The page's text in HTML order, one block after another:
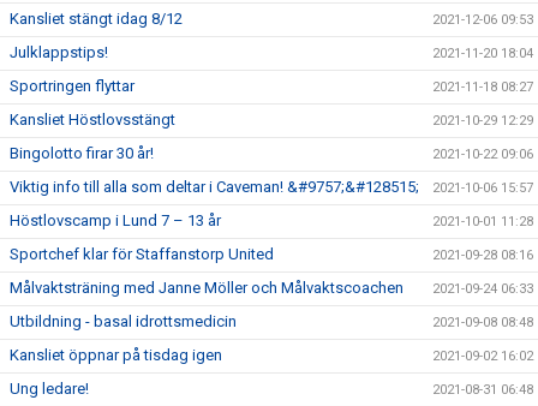
Kansliet stängt idag 8/12 2021-12-06 09:53
Julklappstips! 2021-11-20 18:04
Sportringen flyttar 2021-11-18 08:27
Kansliet Höstlovsstängt 2021-10-29 12:29
Bingolotto firar 30 år! 2021-10-22 09:06
Viktig info till alla som deltar i Caveman! &#9757;&#128515; 2021-10-06 15:57
Höstlovscamp i Lund 7 – 13 år 2021-10-01 11:28
Sportchef klar för Staffanstorp United 2021-09-28 08:16
Målvaktsträning med Janne Möller och Målvaktscoachen 2021-09-24 06:33
Utbildning - basal idrottsmedicin 2021-09-08 08:48
Kansliet öppnar på tisdag igen 2021-09-02 16:02
Ung ledare! 2021-08-31 06:48